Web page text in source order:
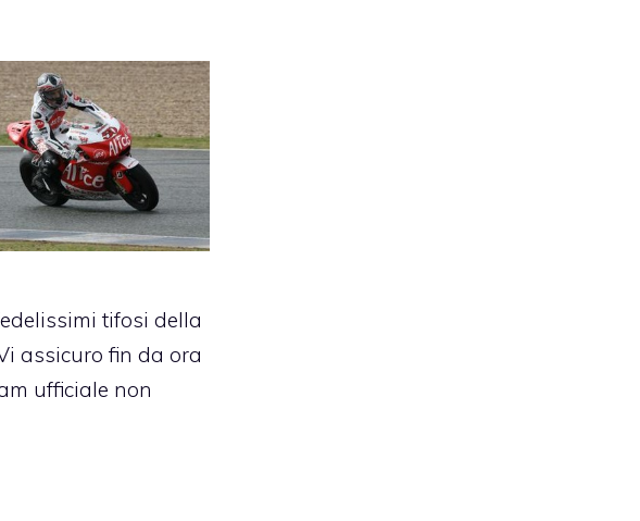
tifosi della
assicuro fin da ora
ufficiale non